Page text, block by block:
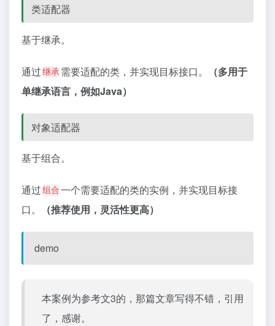
类适配器
基于继承。
通过继承需要适配的类，并实现目标接口。
（多用于
单继承语言，例如Java）
对象适配器
基于组合。
通过组合一个需要适配的类的实例，并实现目标接
口。
（推荐使用，灵活性更高）
demo
本案例为参考文3的，那篇文章写得不错，引用
了，感谢。